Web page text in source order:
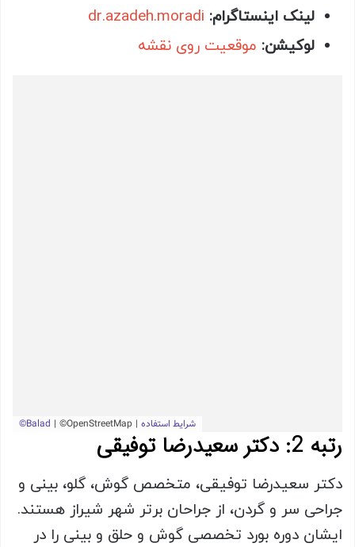
لینک اینستاگرام: dr.azadeh.moradi
لوکیشن: موقعیت روی نقشه
رتبه 2: دکتر سعیدرضا توفیقی
دکتر سعیدرضا توفیقی، متخصص گوش، گلو، بینی و
جراحی سر و گردن، از جراحان برتر شهر شیراز هستند.
ایشان دوره بورد تخصصی گوش و حلق و بینی را در